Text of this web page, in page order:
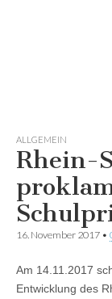
ALLGEMEIN
Rhein-
16. November 2017 •
Am 14.11.2017
Entwicklung des